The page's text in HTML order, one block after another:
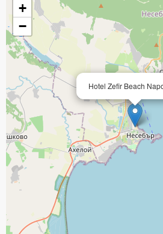
Hotel Zefir Beach
+
−